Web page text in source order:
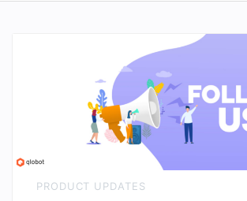
PRODUCT UPDATES